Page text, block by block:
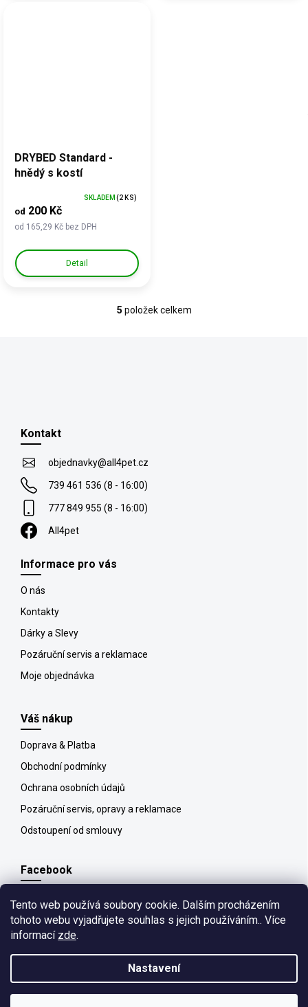
Tento web používá soubory cookie. Dalším procházením
tohoto webu vyjadřujete souhlas s jejich používáním.. Více
informací zde.
Nastavení
DRYBED Standard -
hnědý s kostí
od 165,29 Kč bez DPH
od 200 Kč
SKLADEM (2 KS)
Detail
O
5 položek celkem
Kontakt
objednavky@all4pet.cz
739 461 536 (8 - 16:00)
777 849 955 (8 - 16:00)
All4pet
Informace pro vás
O nás
Kontakty
Dárky a Slevy
Pozáruční servis a reklamace
Moje objednávka
Váš nákup
Doprava & Platba
Obchodní podmínky
Ochrana osobních údajů
Pozáruční servis, opravy a reklamace
Odstoupení od smlouvy
Facebook
Vytvořilkashop.cz & Shoptet
Copyright 2026All4pet. Všechna práva vyhrazena.Upravit nastavení
cookies